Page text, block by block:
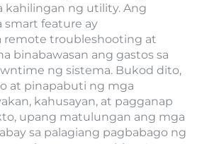
kahilingan ng utility. Ang
smart feature ay
remote troubleshooting at
binabawasan ang gastos sa
ng sistema. Bukod dito,
at pinapabuti ng mga
kahusayan, at pagganap
upang matulungan ang mga
sa palagiang pagbabago ng